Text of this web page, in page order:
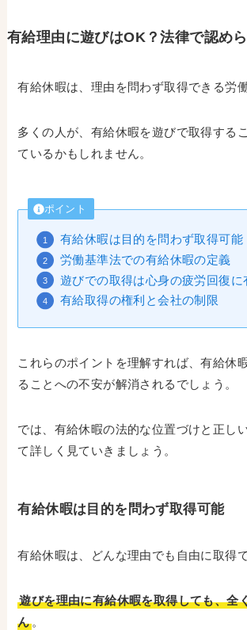
有給理由に遊びはOK？法律で認め
有給休暇は、理由を問わず取得できる労
多くの人が、有給休暇を遊びで取得する
ているかもしれません。
ポイント
有給休暇は目的を問わず取得可能
労働基準法での有給休暇の定義
遊びでの取得は心身の疲労回復に
有給取得の権利と会社の制限
これらのポイントを理解すれば、有給休
ることへの不安が解消されるでしょう。
では、有給休暇の法的な位置づけと正し
て詳しく見ていきましょう。
有給休暇は目的を問わず取得可能
有給休暇は、どんな理由でも自由に取得
遊びを理由に有給休暇を取得しても、全
ん。